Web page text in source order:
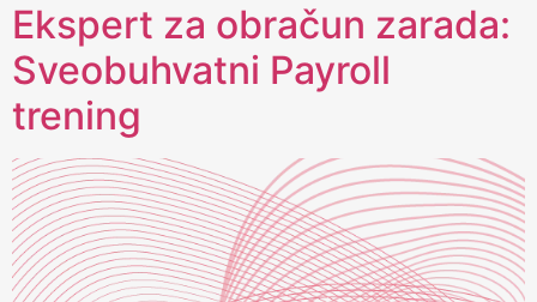
Ekspert za obračun zarada:
Sveobuhvatni Payroll
trening